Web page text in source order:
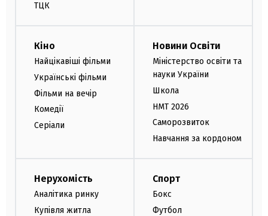
ТЦК
Кіно
Найцікавіші фільми
Українські фільми
Фільми на вечір
Комедії
Серіали
Новини Освіти
Міністерство освіти та
науки України
Школа
НМТ 2026
Саморозвиток
Навчання за кордоном
Нерухомість
Аналітика ринку
Купівля житла
Спорт
Бокс
Футбол